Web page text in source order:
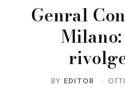
Genral
BY EDITOR